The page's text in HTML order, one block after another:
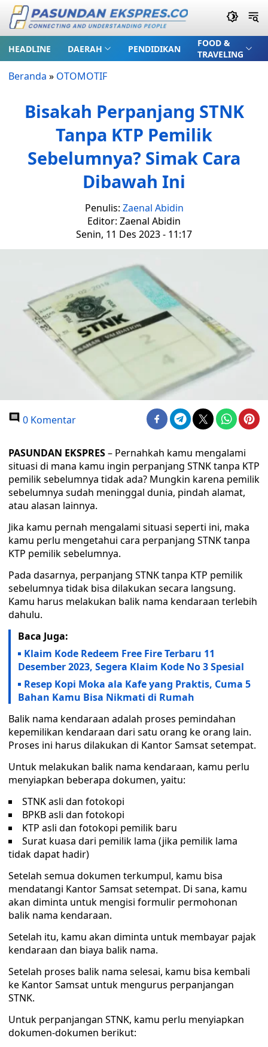
HEADLINE DAERAH PENDIDIKAN
FOOD &
TRAVELING
Beranda » OTOMOTIF
Bisakah Perpanjang STNK
Tanpa KTP Pemilik
Sebelumnya? Simak Cara
Dibawah Ini
Penulis: Zaenal Abidin
Editor: Zaenal Abidin
Senin, 11 Des 2023 - 11:17
0 Komentar
PASUNDAN EKSPRES– Pernahkah kamu mengalami
situasi di mana kamu ingin perpanjang STNK tanpa KTP
pemilik sebelumnya tidak ada? Mungkin karena pemilik
sebelumnya sudah meninggal dunia, pindah alamat,
atau alasan lainnya.
Jika kamu pernah mengalami situasi seperti ini, maka
kamu perlu mengetahui cara perpanjang STNK tanpa
KTP pemilik sebelumnya.
Pada dasarnya, perpanjang STNK tanpa KTP pemilik
sebelumnya tidak bisa dilakukan secara langsung.
Kamu harus melakukan balik nama kendaraan terlebih
dahulu.
Baca Juga:
Klaim Kode Redeem Free Fire Terbaru 11
Desember 2023, Segera Klaim Kode No 3 Spesial
Resep Kopi Moka ala Kafe yang Praktis, Cuma 5
Bahan Kamu Bisa Nikmati di Rumah
Balik nama kendaraan adalah proses pemindahan
kepemilikan kendaraan dari satu orang ke orang lain.
Proses ini harus dilakukan di Kantor Samsat setempat.
Untuk melakukan balik nama kendaraan, kamu perlu
menyiapkan beberapa dokumen, yaitu:
STNK asli dan fotokopi
BPKB asli dan fotokopi
KTP asli dan fotokopi pemilik baru
Surat kuasa dari pemilik lama (jika pemilik lama
tidak dapat hadir)
Setelah semua dokumen terkumpul, kamu bisa
mendatangi Kantor Samsat setempat. Di sana, kamu
akan diminta untuk mengisi formulir permohonan
balik nama kendaraan.
Setelah itu, kamu akan diminta untuk membayar pajak
kendaraan dan biaya balik nama.
Setelah proses balik nama selesai, kamu bisa kembali
ke Kantor Samsat untuk mengurus perpanjangan
STNK.
Untuk perpanjangan STNK, kamu perlu menyiapkan
dokumen-dokumen berikut: